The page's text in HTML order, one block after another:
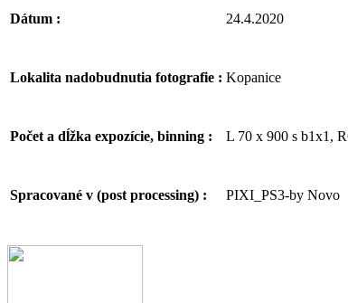
Dátum : 24.4.2020
Lokalita nadobudnutia fotografie : Kopanice
Počet a dĺžka expozície, binning : L 70 x 900 s b1x1,
Spracované v (post processing) : PIXI_PS3-by Novo
Facebook
Email